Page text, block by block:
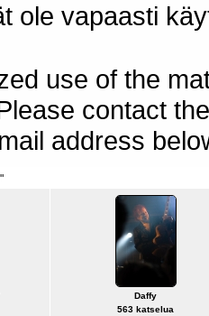
ole vapaasti
use of the
contact
address
Daffy
563 katselua